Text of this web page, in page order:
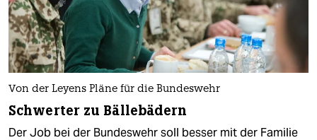
Von der Leyens Pläne für die Bundeswehr
Schwerter zu Bällebädern
Der Job bei der Bundeswehr soll besser mit der Familie